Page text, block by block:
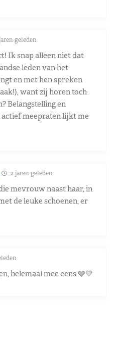
geleden
Ik snap alleen niet dat
leden van het
en met hen spreken
want zij horen toch
Belangstelling en
actief meepraten lijkt me
2 jaren geleden
mevrouw naast haar, in
de leuke schoenen, er
helemaal mee eens 🩶💛